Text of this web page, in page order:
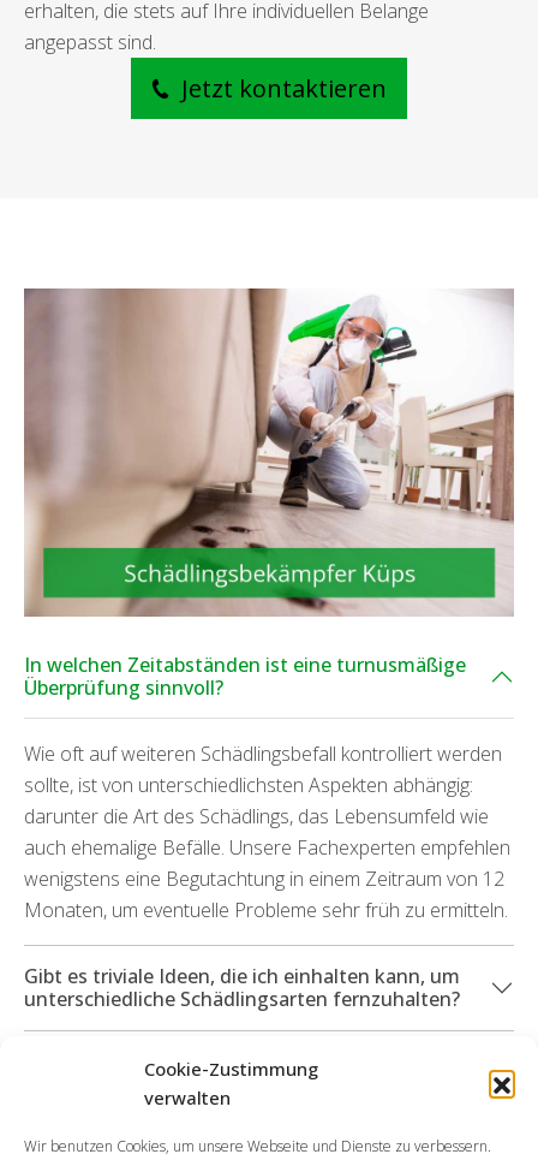
Cookie-Zustimmung
verwalten
Wir benutzen Cookies, um unsere Webseite und Dienste zu verbessern.
erhalten, die stets auf Ihre individuellen Belange
angepasst sind.
Jetzt kontaktieren
In welchen Zeitabständen ist eine turnusmäßige
Überprüfung sinnvoll?
Wie oft auf weiteren Schädlingsbefall kontrolliert werden
sollte, ist von unterschiedlichsten Aspekten abhängig:
darunter die Art des Schädlings, das Lebensumfeld wie
auch ehemalige Befälle. Unsere Fachexperten empfehlen
wenigstens eine Begutachtung in einem Zeitraum von 12
Monaten, um eventuelle Probleme sehr früh zu ermitteln.
Gibt es triviale Ideen, die ich einhalten kann, um
unterschiedliche Schädlingsarten fernzuhalten?
Welche Servicedienstleistungen kann ich in
Anspruch nehmen, wenn durch die Insekten
Folgeschäden hervorgegangen sind?